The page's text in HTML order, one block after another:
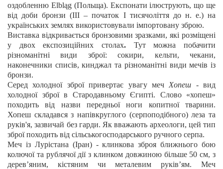
оздобленню Elbląg (Польща). Експонати ілюструють, що ще
від доби бронзи (ІІІ – початок І тисячоліття до н. е.) на
українських землях використовували імпортовану зброю.
Виставка відкривається бронзовими зразками, які розміщені
у двох експозиційних столах. Тут можна побачити
різноманітні види зброї: сокири, кельти, чекани,
наконечники списів, кинджал та різноманітні види мечів із
бронзи.
Серед холодної зброї привертає увагу меч Хопеш - вид
холодної зброї в Стародавньому Єгипті. Слово «хопеш»
походить від назви передньої ноги копитної тварини.
Хопеш складався з напівкруглого (серпоподібного) леза та
руків'я, зазвичай без гарди. Як вважають археологи, цей тип
зброї походить від сільськогосподарського ручного серпа.
Меч із Лурістана (Іран) - клинкова зброя ближнього бою
колючої та рублячої дії з клинком довжиною більше 50 см, з
дерев’яним, кістяним чи металевим руків’ям. Меч